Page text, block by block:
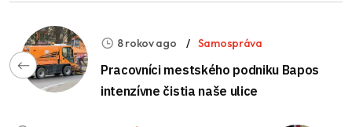
8 rokov ago Samospráva
Pracovníci mestského podniku Bapos
intenzívne čistia naše ulice